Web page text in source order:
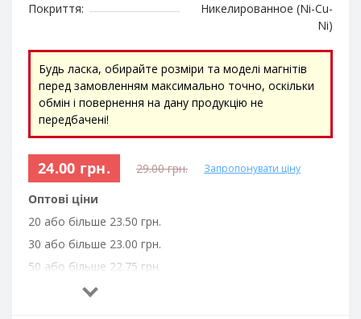
Покриття:
Никелированное (Ni-Cu-
Ni)
Будь ласка, обирайте розміри та моделі магнітів
перед замовленням максимально точно, оскільки
обмін і повернення на дану продукцію не
передбачені!
24.00 грн. 29.00 грн. Запропонувати ціну
Оптові ціни
20 або більше 23.50 грн.
30 або більше 23.00 грн.
50 або більше 22.75 грн.
70 або більше 22.50 грн.